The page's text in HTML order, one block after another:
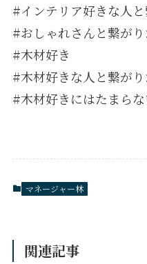
#インテリア好きな人
#おしゃれさんと繋が
#木材好き
#木材好きな人と繋が
#木材好きにはたまら
マネージャー林
関連記事